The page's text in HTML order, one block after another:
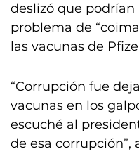
deslizó que
problema de
las vacunas de
“Corrupción fue
vacunas en los
escuché al
de esa